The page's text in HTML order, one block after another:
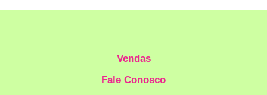
Vendas
Fale Conosco